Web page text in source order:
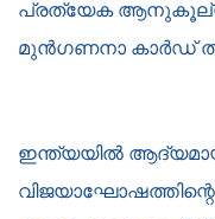
പ്രത്യേക
മുൻഗണനാ കാർഡ്
ഇന്ത്യയില്‍